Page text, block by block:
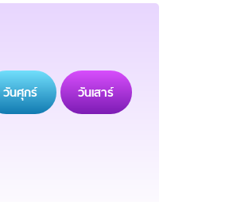
วันศุกร์ วันเสาร์